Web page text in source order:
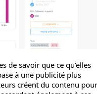
de savoir que ce qu’elles
à une publicité plus
créent du contenu pour